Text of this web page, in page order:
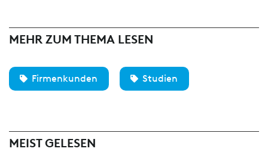
MEHR ZUM THEMA LESEN
Firmenkunden Studien
MEIST GELESEN